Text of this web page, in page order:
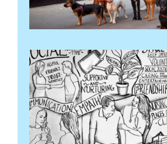
سوشل
تھیم
خود
رپورٹنگ
کی
سرگرمی
28 اپریل
2024